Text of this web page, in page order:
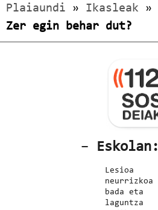
Plaiaundi » Ikasleak »
Zer egin behar dut?
– Eskolan:
Lesioa
neurrizkoa
bada eta
laguntza